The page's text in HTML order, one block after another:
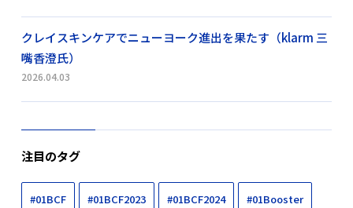
クレイスキンケアでニューヨーク進出を果たす（klarm 三
嘴香澄氏）
2026.04.03
注目のタグ
#01BCF #01BCF2023 #01BCF2024 #01Booster